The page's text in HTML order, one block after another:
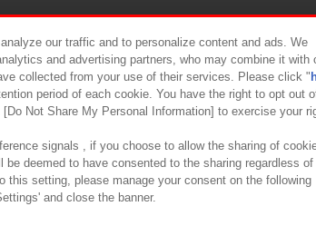
食品のご提供について カスタマーハラスメント対
our traffic and to personalize content and ads. We
and advertising partners, who may combine it with
collected from your use of their services. Please click "
period of each cookie. You have the right to opt out
Not Share My Personal Information] to exercise your
signals , if you choose to allow the sharing of
deemed to have consented to the sharing regardless of
this setting, please manage your consent on the following
and close the banner.